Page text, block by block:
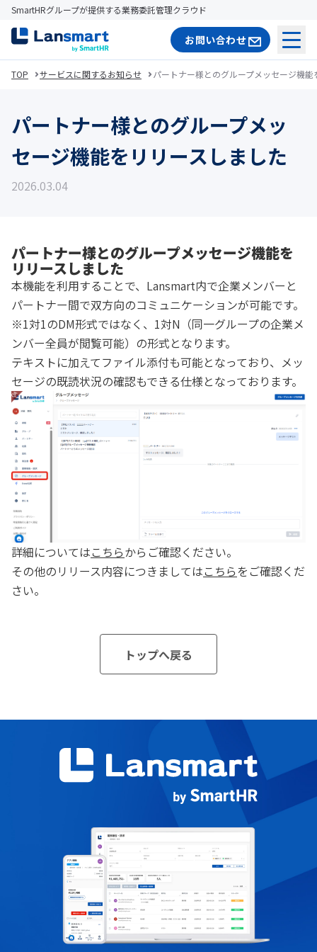
SmartHRグループが提供する業務委託管理クラウド
お問い合わせ
メニ
TOP サービスに関するお知らせ パートナー様とのグループメッセージ機
パートナー様とのグループメッ
セージ機能をリリースしました
2026.03.04
パートナー様とのグループメッセージ機能を
リリースしました
本機能を利用することで、Lansmart内で企業メンバーと
パートナー間で双方向のコミュニケーションが可能です。
※1対1のDM形式ではなく、1対N（同一グループの企業メ
ンバー全員が閲覧可能）の形式となります。
テキストに加えてファイル添付も可能となっており、メッ
セージの既読状況の確認もできる仕様となっております。
詳細についてはこちらからご確認ください。
その他のリリース内容につきましてはこちらをご確認くだ
さい。
トップへ戻る